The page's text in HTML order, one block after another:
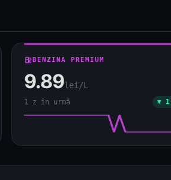
local_gas_stationBENZINA PREMIUM
9.89lei/L
1 z în urmă ▼